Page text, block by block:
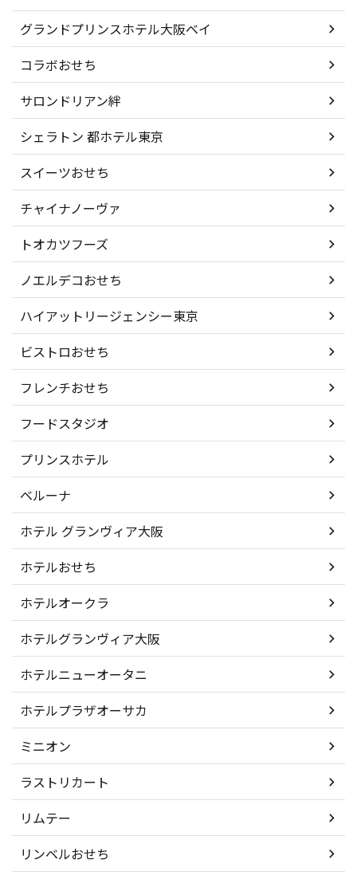
グランドプリンスホテル大阪ベイ
コラボおせち
サロンドリアン絆
シェラトン 都ホテル東京
スイーツおせち
チャイナノーヴァ
トオカツフーズ
ノエルデコおせち
ハイアットリージェンシー東京
ビストロおせち
フレンチおせち
フードスタジオ
プリンスホテル
ベルーナ
ホテル グランヴィア大阪
ホテルおせち
ホテルオークラ
ホテルグランヴィア大阪
ホテルニューオータニ
ホテルプラザオーサカ
ミニオン
ラストリカート
リムテー
リンベルおせち